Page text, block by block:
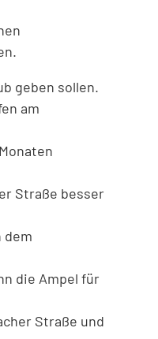
geben sollen.
am
Straße besser
dem
die Ampel für
Straße und